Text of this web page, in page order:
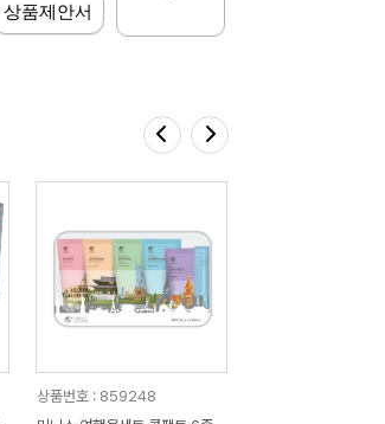
상품제안서
상품번호 : 859248